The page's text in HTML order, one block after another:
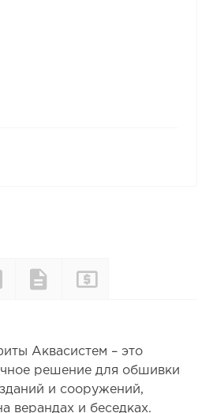
Цвета и
покрытия
Документы
Аквасистем – это
решение для обшивки
и сооружений,
верандах и беседках.